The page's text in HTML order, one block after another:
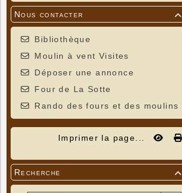

Nous contacter
Bibliothèque
Moulin à vent Visites
Déposer une annonce
Four de La Sotte
Rando des fours et des moulins
Imprimer la page...

Recherche